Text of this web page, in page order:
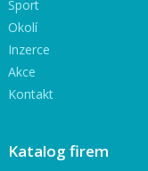
Sport
Okolí
Inzerce
Akce
Kontakt
Katalog firem